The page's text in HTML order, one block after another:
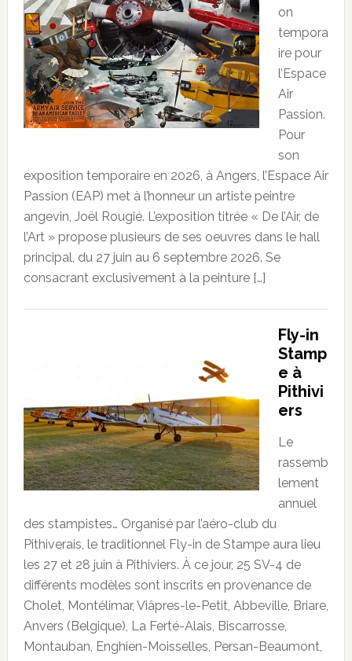
on
tempora
ire pour
l’Espace
Air
Passion.
Pour
son
exposition temporaire en 2026, à Angers, l’Espace Air
Passion (EAP) met à l’honneur un artiste peintre
angevin, Joël Rougié. L’exposition titrée « De l’Air, de
l’Art » propose plusieurs de ses oeuvres dans le hall
principal, du 27 juin au 6 septembre 2026. Se
consacrant exclusivement à la peinture […]
Fly-in
Stamp
e à
Pithivi
ers
Le
rassemb
lement
annuel
des stampistes… Organisé par l’aéro-club du
Pithiverais, le traditionnel Fly-in de Stampe aura lieu
les 27 et 28 juin à Pithiviers. À ce jour, 25 SV-4 de
différents modèles sont inscrits en provenance de
Cholet, Montélimar, Viâpres-le-Petit, Abbeville, Briare,
Anvers (Belgique), La Ferté-Alais, Biscarrosse,
Montauban, Enghien-Moisselles, Persan-Beaumont,